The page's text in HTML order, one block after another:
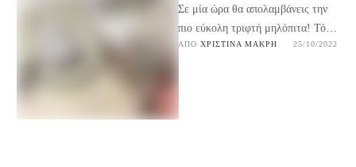
Σε μία ώρα θα απολαμβάνεις την
πιο εύκολη τριφτή μηλόπιτα! Τόσο
εύκολη στη παρασκευή της με
ΑΠΌ ΧΡΙΣΤΊΝΑ ΜΑΚΡΉ 25/10/2022